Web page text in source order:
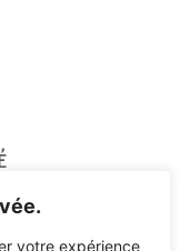
votre expérience